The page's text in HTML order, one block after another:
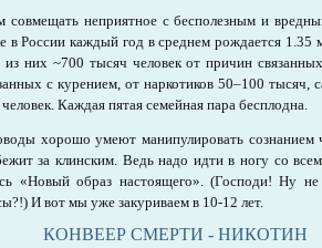
совмещать неприятное с бесполезным и
в России каждый год в среднем рождается 1.35
из них ~700 тысяч человек от причин
с курением, от наркотиков 50–100 тысяч,
Каждая пятая семейная пара бесплодна.
хорошо умеют манипулировать сознанием
за клинским. Ведь надо идти в ногу со
«Новый образ настоящего». (Господи! Ну
И вот мы уже закуриваем в 10-12 лет.
КОНВЕЕР СМЕРТИ - НИКОТИН